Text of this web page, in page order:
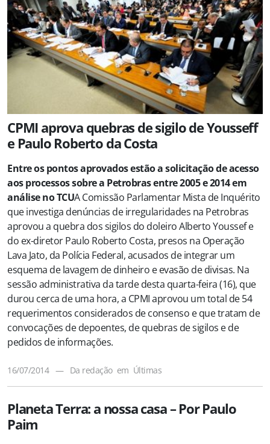
CPMI aprova quebras de sigilo de Yousseff
e Paulo Roberto da Costa
Entre os pontos aprovados estão a solicitação de acesso
aos processos sobre a Petrobras entre 2005 e 2014 em
análise no TCUA Comissão Parlamentar Mista de Inquérito
que investiga denúncias de irregularidades na Petrobras
aprovou a quebra dos sigilos do doleiro Alberto Youssef e
do ex-diretor Paulo Roberto Costa, presos na Operação
Lava Jato, da Polícia Federal, acusados de integrar um
esquema de lavagem de dinheiro e evasão de divisas. Na
sessão administrativa da tarde desta quarta-feira (16), que
durou cerca de uma hora, a CPMI aprovou um total de 54
requerimentos considerados de consenso e que tratam de
convocações de depoentes, de quebras de sigilos e de
pedidos de informações.
16/07/2014 — Da redação em Últimas
Planeta Terra: a nossa casa – Por Paulo
Paim